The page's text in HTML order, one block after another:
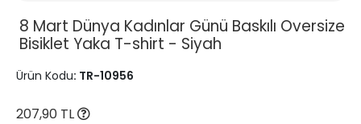
8 Mart Dünya Kadınlar Günü Baskılı Oversize
Bisiklet Yaka T-shirt - Siyah
Ürün Kodu: TR-10956
207,90 TL